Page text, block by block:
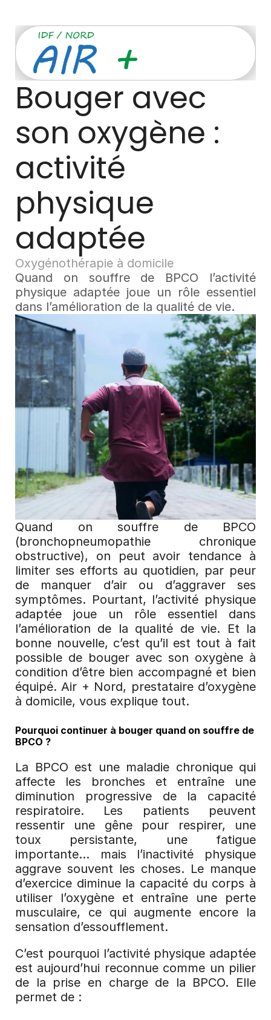
Bouger avec
son oxygène :
activité
physique
adaptée
Oxygénothérapie à domicile
Quand on souffre de BPCO l’activité
physique adaptée joue un rôle essentiel
dans l’amélioration de la qualité de vie.
Quand on souffre de BPCO
(bronchopneumopathie chronique
obstructive), on peut avoir tendance à
limiter ses efforts au quotidien, par peur
de manquer d’air ou d’aggraver ses
symptômes. Pourtant, l’activité physique
adaptée joue un rôle essentiel dans
l’amélioration de la qualité de vie. Et la
bonne nouvelle, c’est qu’il est tout à fait
possible de bouger avec son oxygène à
condition d’être bien accompagné et bien
équipé. Air + Nord, prestataire d’oxygène
à domicile, vous explique tout.
Pourquoi continuer à bouger quand on souffre de
BPCO ?
La BPCO est une maladie chronique qui
affecte les bronches et entraîne une
diminution progressive de la capacité
respiratoire. Les patients peuvent
ressentir une gêne pour respirer, une
toux persistante, une fatigue
importante… mais l’inactivité physique
aggrave souvent les choses. Le manque
d’exercice diminue la capacité du corps à
utiliser l’oxygène et entraîne une perte
musculaire, ce qui augmente encore la
sensation d’essoufflement.
C’est pourquoi l’activité physique adaptée
est aujourd’hui reconnue comme un pilier
de la prise en charge de la BPCO. Elle
permet de :